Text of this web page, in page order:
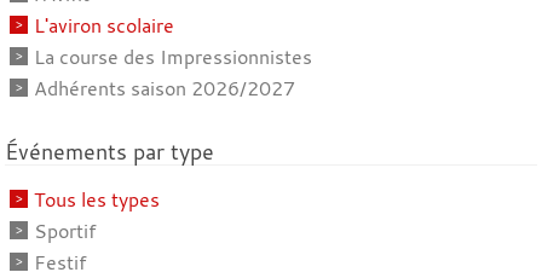
L'aviron scolaire
La course des Impressionnistes
Adhérents saison 2026/2027
Événements par type
Tous les types
Sportif
Festif